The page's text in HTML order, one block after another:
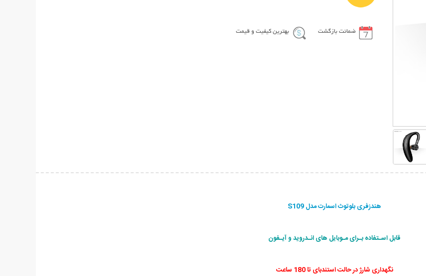
ضمانت بازگشت بهترین کیفیت و قیمت
هندزفری بلوتوث اسمارت مدل S109
قابل اسـتفاده بـرای مـوبایل های انـدروید و آیـفون
نگهداری شارژ در حالت استندبای تا 180 ساعت